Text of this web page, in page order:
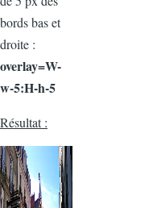
bords bas et
droite :
overlay=W-
w-5:H-h-5
Résultat :